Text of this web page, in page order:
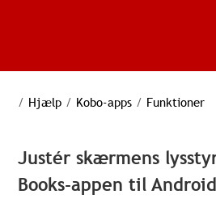
/ Hjælp / Kobo-apps / Funktioner
Justér skærmens
Books-appen til Android